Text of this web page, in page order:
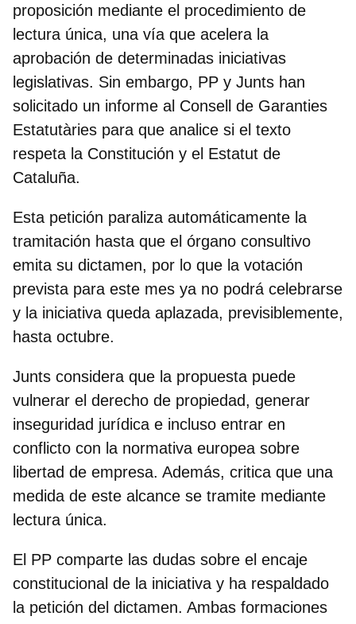
proposición mediante el procedimiento de
lectura única, una vía que acelera la
aprobación de determinadas iniciativas
legislativas. Sin embargo, PP y Junts han
solicitado un informe al Consell de Garanties
Estatutàries para que analice si el texto
respeta la Constitución y el Estatut de
Cataluña.
Esta petición paraliza automáticamente la
tramitación hasta que el órgano consultivo
emita su dictamen, por lo que la votación
prevista para este mes ya no podrá celebrarse
y la iniciativa queda aplazada, previsiblemente,
hasta octubre.
Junts considera que la propuesta puede
vulnerar el derecho de propiedad, generar
inseguridad jurídica e incluso entrar en
conflicto con la normativa europea sobre
libertad de empresa. Además, critica que una
medida de este alcance se tramite mediante
lectura única.
El PP comparte las dudas sobre el encaje
constitucional de la iniciativa y ha respaldado
la petición del dictamen. Ambas formaciones